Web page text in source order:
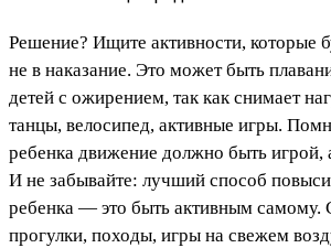
Решение? Ищите активности, которые
не в наказание. Это может быть
детей с ожирением, так как снимает
танцы, велосипед, активные игры.
ребенка движение должно быть игрой,
И не забывайте: лучший способ
ребенка — это быть активным самому.
прогулки, походы, игры на свежем